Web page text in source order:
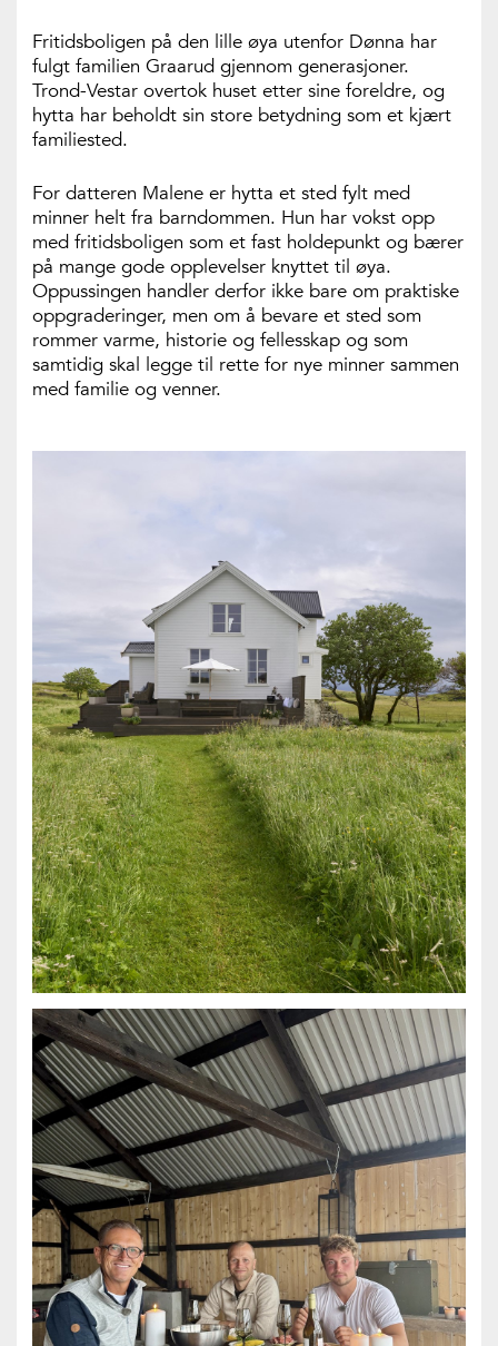
Fritidsboligen på den lille øya utenfor Dønna har
fulgt familien Graarud gjennom generasjoner.
Trond-Vestar overtok huset etter sine foreldre, og
hytta har beholdt sin store betydning som et kjært
familiested.
For datteren Malene er hytta et sted fylt med
minner helt fra barndommen. Hun har vokst opp
med fritidsboligen som et fast holdepunkt og bærer
på mange gode opplevelser knyttet til øya.
Oppussingen handler derfor ikke bare om praktiske
oppgraderinger, men om å bevare et sted som
rommer varme, historie og fellesskap og som
samtidig skal legge til rette for nye minner sammen
med familie og venner.